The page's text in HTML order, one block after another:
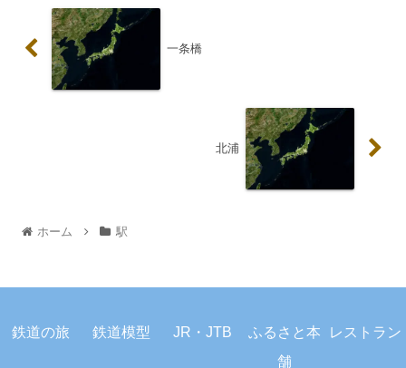
一条橋
北浦
ホーム 駅
プライバシーポリシー お問い合わせ
鉄道の旅 鉄道模型 JR・JTB
ふるさと本
舗
レストラン